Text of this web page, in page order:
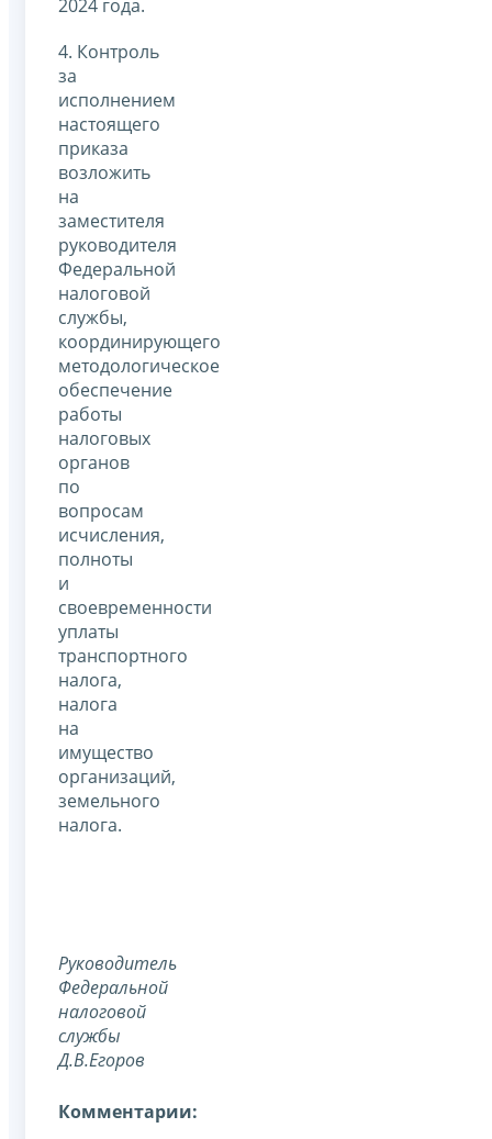
2024 года.
4. Контроль
за
исполнением
настоящего
приказа
возложить
на
заместителя
руководителя
Федеральной
налоговой
службы,
координирующего
методологическое
обеспечение
работы
налоговых
органов
по
вопросам
исчисления,
полноты
и
своевременности
уплаты
транспортного
налога,
налога
на
имущество
организаций,
земельного
налога.
Руководитель
Федеральной
налоговой
службы
Д.В.Егоров
Комментарии: